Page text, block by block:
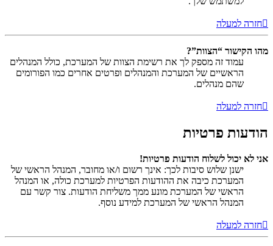
חזרה למעלה
מהו הקישור “הצוות”?
עמוד זה מספק לך את רשימת הצוות של המערכת, כולל המנהלים
הראשיים של המערכת והמנהלים ופרטים אחרים כמו הפורומים
שהם מנהלים.
חזרה למעלה
הודעות פרטיות
אני לא יכול לשלוח הודעות פרטיות!
ישנן שלוש סיבות לכך: אינך רשום ו/או מחובר, המנהל הראשי של
המערכת כיבה את ההודעות הפרטיות למערכת כולה, או המנהל
הראשי של המערכת מונע ממך משליחת הודעות. צור קשר עם
המנהל הראשי של המערכת למידע נוסף.
חזרה למעלה